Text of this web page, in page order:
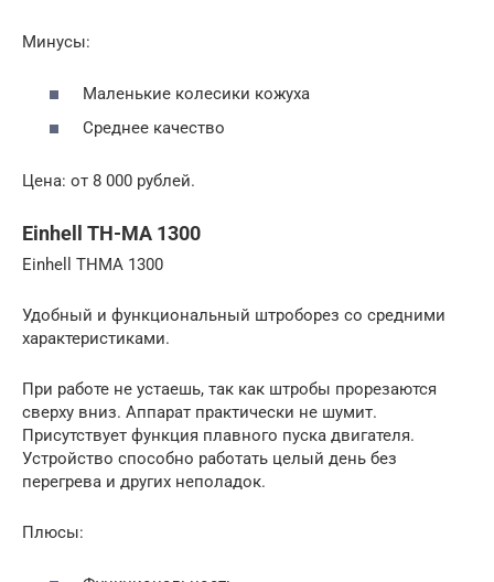
Минусы:
Маленькие колесики кожуха
Среднее качество
Цена: от 8 000 рублей.
Einhell TH-MA 1300
Einhell THMA 1300
Удобный и функциональный штроборез со средними
характеристиками.
При работе не устаешь, так как штробы прорезаются
сверху вниз. Аппарат практически не шумит.
Присутствует функция плавного пуска двигателя.
Устройство способно работать целый день без
перегрева и других неполадок.
Плюсы: